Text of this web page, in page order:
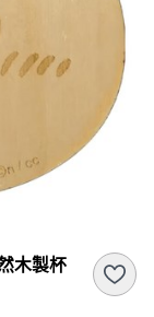
木製杯